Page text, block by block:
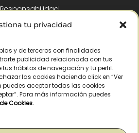
tu privacidad
y de terceros con finalidades
publicidad relacionada con tus
tus hábitos de navegación y tu perfil.
las cookies haciendo click en “Ver
puedes aceptar todas las cookies
Para más información puedes
Cookies.
Gómez-Pintado
privacidad|Política de cookies|Derecho de